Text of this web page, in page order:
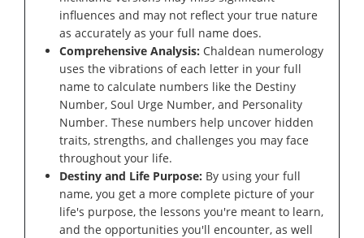
influences and may not reflect your true nature
as accurately as your full name does.
Comprehensive Analysis: Chaldean numerology
uses the vibrations of each letter in your full
name to calculate numbers like the Destiny
Number, Soul Urge Number, and Personality
Number. These numbers help uncover hidden
traits, strengths, and challenges you may face
throughout your life.
Destiny and Life Purpose: By using your full
name, you get a more complete picture of your
life's purpose, the lessons you're meant to learn,
and the opportunities you'll encounter, as well